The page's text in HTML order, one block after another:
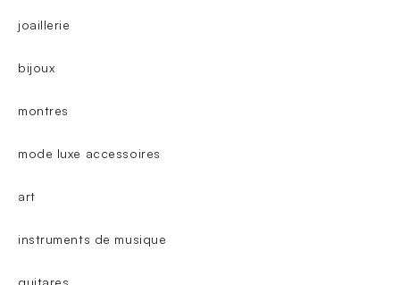
joaillerie
bijoux
montres
mode luxe accessoires
art
instruments de musique
guitares